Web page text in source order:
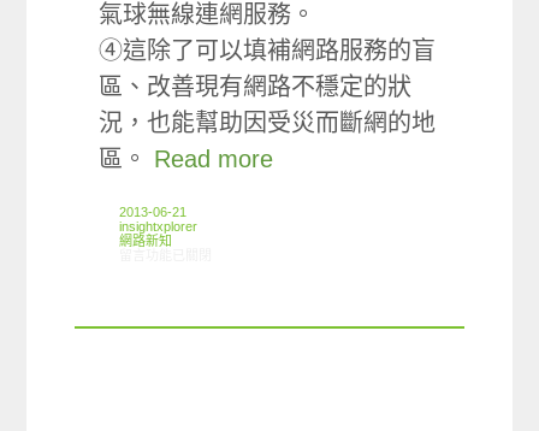
氣球無線連網服務。
④這除了可以填補網路服務的盲
區、改善現有網路不穩定的狀
況，也能幫助因受災而斷網的地
區。 Read more
2013-06-21
insightxplorer
網路新知